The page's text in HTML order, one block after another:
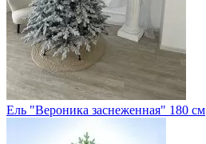
Ель "Вероника заснеженная" 180 см